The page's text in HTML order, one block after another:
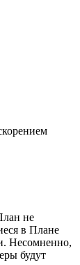
не
в Плане
Несомненно,
будут